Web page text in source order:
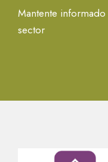
Mantente
sector